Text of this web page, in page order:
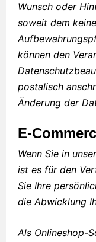
Wunsch oder
soweit dem
können den
postalisch
Änderung der
E-
Wenn Sie in
ist es für den
Sie Ihre
die Abwicklung
Als Onlineshop-